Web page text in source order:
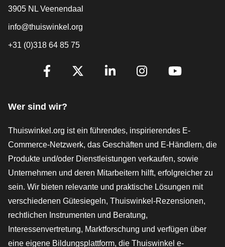
3905 NL Veenendaal
info@thuiswinkel.org
+31 (0)318 64 85 75
[_General:SocialMediaTitle]
Wer sind wir?
Thuiswinkel.org ist ein führendes, inspirierendes E-
Commerce-Netzwerk, das Geschäften und E-Händlern, die
Produkte und/oder Dienstleistungen verkaufen, sowie
Unternehmen und deren Mitarbeitern hilft, erfolgreicher zu
sein. Wir bieten relevante und praktische Lösungen mit
verschiedenen Gütesiegeln, Thuiswinkel-Rezensionen,
rechtlichen Instrumenten und Beratung,
Interessenvertretung, Marktforschung und verfügen über
eine eigene Bildungsplattform, die Thuiswinkel e-